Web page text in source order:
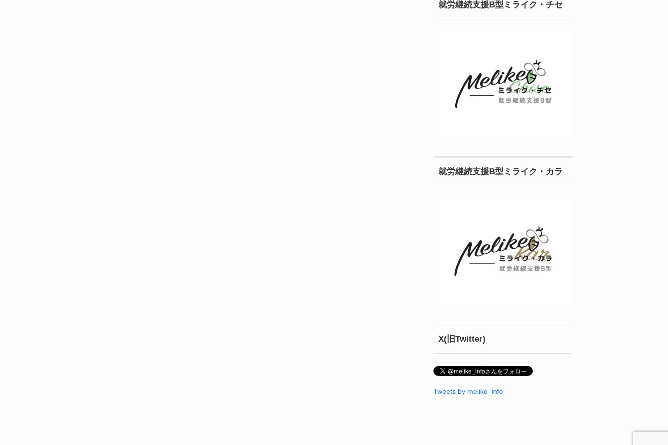
就労継続支援B型ミライク・チセ
就労継続支援B型ミライク・カラ
X(旧Twitter)
Tweets by melike_info